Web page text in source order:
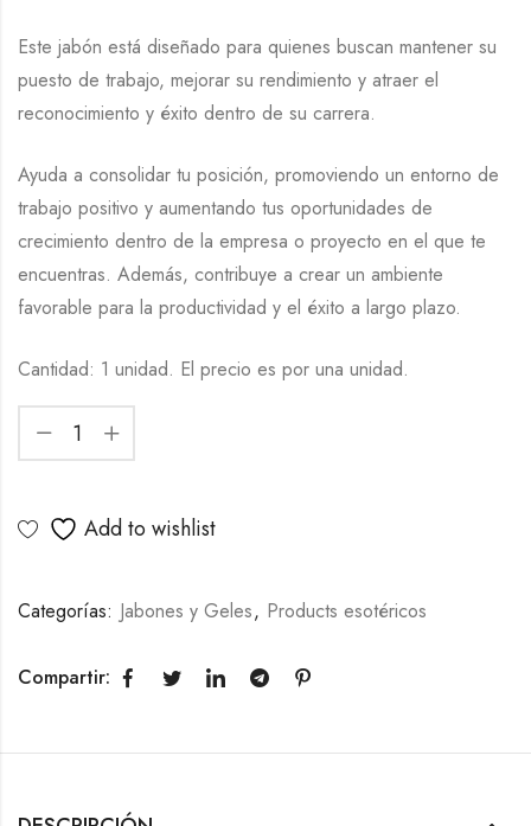
Este jabón está diseñado para quienes buscan mantener su
puesto de trabajo, mejorar su rendimiento y atraer el
reconocimiento y éxito dentro de su carrera.
Ayuda a consolidar tu posición, promoviendo un entorno de
trabajo positivo y aumentando tus oportunidades de
crecimiento dentro de la empresa o proyecto en el que te
encuentras. Además, contribuye a crear un ambiente
favorable para la productividad y el éxito a largo plazo.
Cantidad: 1 unidad. El precio es por una unidad.
Add to wishlist
Categorías: Jabones y Geles, Products esotéricos
Compartir: